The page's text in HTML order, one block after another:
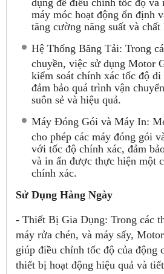
máy móc hoạt động ổn định
tăng cường năng suất và chất
Hệ Thống Băng Tải: Trong
chuyền, việc sử dụng Motor
kiểm soát chính xác tốc độ di
đảm bảo quá trình vận
suôn sẻ và hiệu quả.
Máy Đóng Gói và Máy In:
cho phép các máy đóng gói
với tốc độ chính xác, đảm
và in ấn được thực hiện một
chính xác.
Sử Dụng Hàng Ngày
- Thiết Bị Gia Dụng: Trong các
máy rửa chén, và máy sấy,
giúp điều chỉnh tốc độ của động
thiết bị hoạt động hiệu quả và